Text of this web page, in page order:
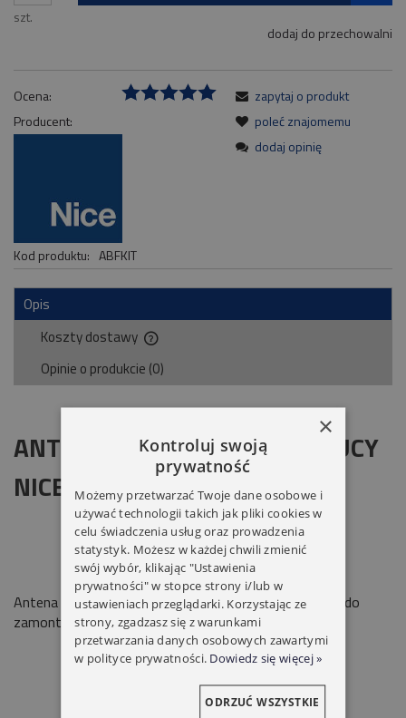
szt.
dodaj do przechowalni
Ocena:
Producent:
Kod produktu: ABFKIT
zapytaj o produkt
poleć znajomemu
dodaj opinię
Opis
Koszty dostawy
Cena nie zawiera ewentualnych kosztów płatności
Opinie o produkcie (0)
ANTENA ABFKIT DO LAMPY LUCY
NICE
Antena zwiększająca zasięg działania pilota do bramy do
zamontowania na lampieLUCY, LUCY24 433.92MHz.
×
Kontroluj swoją
prywatność
Możemy przetwarzać Twoje dane osobowe i
używać technologii takich jak pliki cookies w
celu świadczenia usług oraz prowadzenia
statystyk. Możesz w każdej chwili zmienić
swój wybór, klikając "Ustawienia
prywatności" w stopce strony i/lub w
ustawieniach przeglądarki. Korzystając ze
strony, zgadzasz się z warunkami
przetwarzania danych osobowych zawartymi
w polityce prywatności. Dowiedz się więcej »
ODRZUĆ WSZYSTKIE